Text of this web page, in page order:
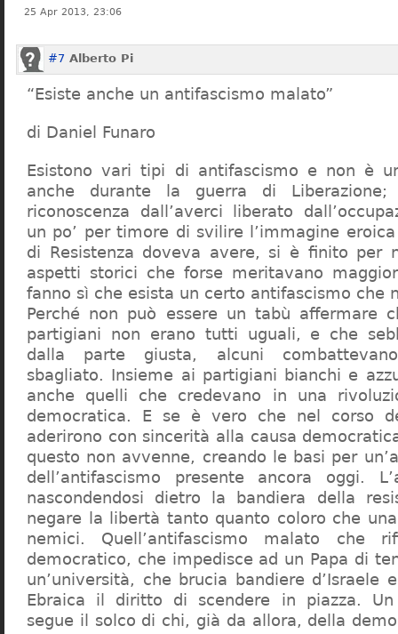
25 Apr 2013, 23:06
#7 Alberto Pi
“Esiste anche un antifascismo malato”
di Daniel Funaro
Esistono vari tipi di antifascismo e non è
anche durante la guerra di
riconoscenza dall’averci liberato
un po’ per timore di svilire l’immagine
di Resistenza doveva avere, si è finito per
aspetti storici che forse meritavano
fanno sì che esista un certo antifascismo che
Perché non può essere un tabù affermare
partigiani non erano tutti uguali, e che
dalla parte giusta, alcuni
sbagliato. Insieme ai partigiani bianchi e
anche quelli che credevano in una
democratica. E se è vero che nel corso
aderirono con sincerità alla causa
questo non avvenne, creando le basi per
dell’antifascismo presente ancora oggi.
nascondendosi dietro la bandiera della
negare la libertà tanto quanto coloro che
nemici. Quell’antifascismo malato che
democratico, che impedisce ad un Papa di
un’università, che brucia bandiere d’Israele
Ebraica il diritto di scendere in piazza. Un
segue il solco di chi, già da allora, della